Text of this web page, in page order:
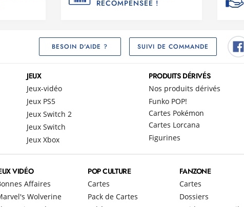
RÉCOMPENSÉE !
BESOIN D'AIDE ? SUIVI DE COMMANDE
JEUX
Jeux-vidéo
Jeux PS5
Jeux Switch 2
Jeux Switch
Jeux Xbox
PRODUITS DÉRIVÉS
Nos produits dérivés
Funko POP!
Cartes Pokémon
Cartes Lorcana
Figurines
VIDÉO
Affaires
Wolverine
POP CULTURE
Cartes
Pack de Cartes
FANZONE
Cartes
Dossiers